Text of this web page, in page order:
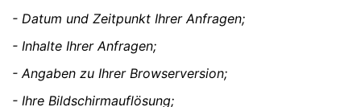
- Datum und Zeitpunkt Ihrer Anfragen;
- Inhalte Ihrer Anfragen;
- Angaben zu Ihrer Browserversion;
- Ihre Bildschirmauflösung;